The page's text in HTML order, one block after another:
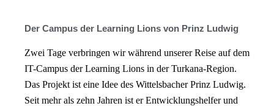
Der Campus der Learning Lions von Prinz Ludwig
Zwei Tage verbringen wir während unserer Reise auf dem
IT-Campus der Learning Lions in der Turkana-Region.
Das Projekt ist eine Idee des Wittelsbacher Prinz Ludwig.
Seit mehr als zehn Jahren ist er Entwicklungshelfer und